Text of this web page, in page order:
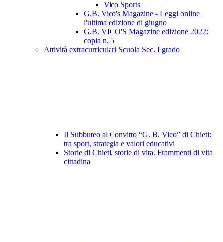
Vico Sports
G.B. Vico's Magazine - Leggi online
l'ultima edizione di giugno
G.B. VICO'S Magazine edizione 2022:
copia n. 5
Attività extracurriculari Scuola Sec. I grado
Il Subbuteo al Convitto “G. B. Vico” di Chieti:
tra sport, strategia e valori educativi
Storie di Chieti, storie di vita. Frammenti di vita
cittadina